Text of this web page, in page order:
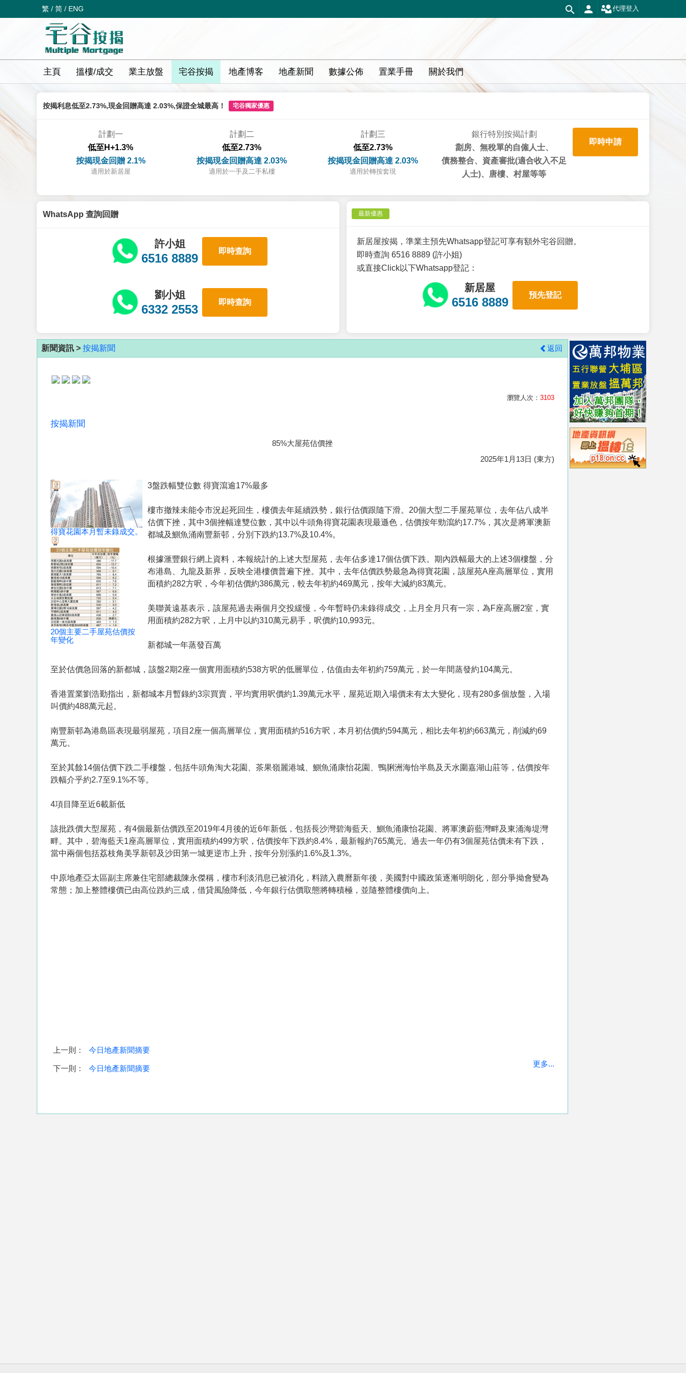
繁 / 简 / ENG 代理登入
主頁 搵樓/成交 業主放盤 宅谷按揭 地產博客 地產新聞 數據公佈 置業手冊 關於我們
按揭利息低至2.73%,現金回贈高達 2.03%,保證全城最高！ 宅谷獨家優惠
計劃一
低至H+1.3%
按揭現金回贈 2.1%
適用於新居屋
計劃二
低至2.73%
按揭現金回贈高達 2.03%
適用於一手及二手私樓
計劃三
低至2.73%
按揭現金回贈高達 2.03%
適用於轉按套現
銀行特別按揭計劃
劏房、無稅單的自僱人士、
債務整合、資產審批(適合收入不足
人士)、唐樓、村屋等等
即時申請
WhatsApp 查詢回贈
許小姐
6516 8889
即時查詢
劉小姐
6332 2553
即時查詢
最新優惠
新居屋按揭，準業主預先Whatsapp登記可享有額外宅谷回贈。
即時查詢 6516 8889 (許小姐)
或直接Click以下Whatsapp登記：
新居屋
6516 8889
預先登記
新聞資訊 > 按揭新聞 返回
瀏覽人次： 3103
按揭新聞
85%大屋苑估價挫
2025年1月13日 (東方)
得寶花園本月暫未錄成交。
20個主要二手屋苑估價按
年變化
3盤跌幅雙位數 得寶瀉逾17%最多
樓市撤辣未能令市況起死回生，樓價去年延續跌勢，銀行估價跟隨下滑。20個大型二手屋苑單位，去年佔八成半
估價下挫，其中3個挫幅達雙位數，其中以牛頭角得寶花園表現最遜色，估價按年勁瀉約17.7%，其次是將軍澳新
都城及鰂魚涌南豐新邨，分別下跌約13.7%及10.4%。
根據滙豐銀行網上資料，本報統計的上述大型屋苑，去年佔多達17個估價下跌。期內跌幅最大的上述3個樓盤，分
布港島、九龍及新界，反映全港樓價普遍下挫。其中，去年估價跌勢最急為得寶花園，該屋苑A座高層單位，實用
面積約282方呎，今年初估價約386萬元，較去年初約469萬元，按年大減約83萬元。
美聯黃遠基表示，該屋苑過去兩個月交投緩慢，今年暫時仍未錄得成交，上月全月只有一宗，為F座高層2室，實
用面積約282方呎，上月中以約310萬元易手，呎價約10,993元。
新都城一年蒸發百萬
至於估價急回落的新都城，該盤2期2座一個實用面積約538方呎的低層單位，估值由去年初約759萬元，於一年間蒸發約104萬元。
香港置業劉浩勤指出，新都城本月暫錄約3宗買賣，平均實用呎價約1.39萬元水平，屋苑近期入場價未有太大變化，現有280多個放盤，入場
叫價約488萬元起。
南豐新邨為港島區表現最弱屋苑，項目2座一個高層單位，實用面積約516方呎，本月初估價約594萬元，相比去年初約663萬元，削減約69
萬元。
至於其餘14個估價下跌二手樓盤，包括牛頭角淘大花園、茶果嶺麗港城、鰂魚涌康怡花園、鴨脷洲海怡半島及天水圍嘉湖山莊等，估價按年
跌幅介乎約2.7至9.1%不等。
4項目降至近6載新低
該批跌價大型屋苑，有4個最新估價跌至2019年4月後的近6年新低，包括長沙灣碧海藍天、鰂魚涌康怡花園、將軍澳蔚藍灣畔及東涌海堤灣
畔。其中，碧海藍天1座高層單位，實用面積約499方呎，估價按年下跌約8.4%，最新報約765萬元。過去一年仍有3個屋苑估價未有下跌，
當中兩個包括荔枝角美孚新邨及沙田第一城更逆市上升，按年分別漲約1.6%及1.3%。
中原地產亞太區副主席兼住宅部總裁陳永傑稱，樓市利淡消息已被消化，料踏入農曆新年後，美國對中國政策逐漸明朗化，部分爭拗會變為
常態；加上整體樓價已由高位跌約三成，借貸風險降低，今年銀行估價取態將轉積極，並隨整體樓價向上。
上一則： 今日地產新聞摘要
下一則： 今日地產新聞摘要
更多...